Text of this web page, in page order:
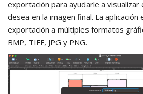
exportación para ayudarle a
desea en la imagen final. La aplicación
exportación a múltiples formatos
BMP, TIFF, JPG y PNG.